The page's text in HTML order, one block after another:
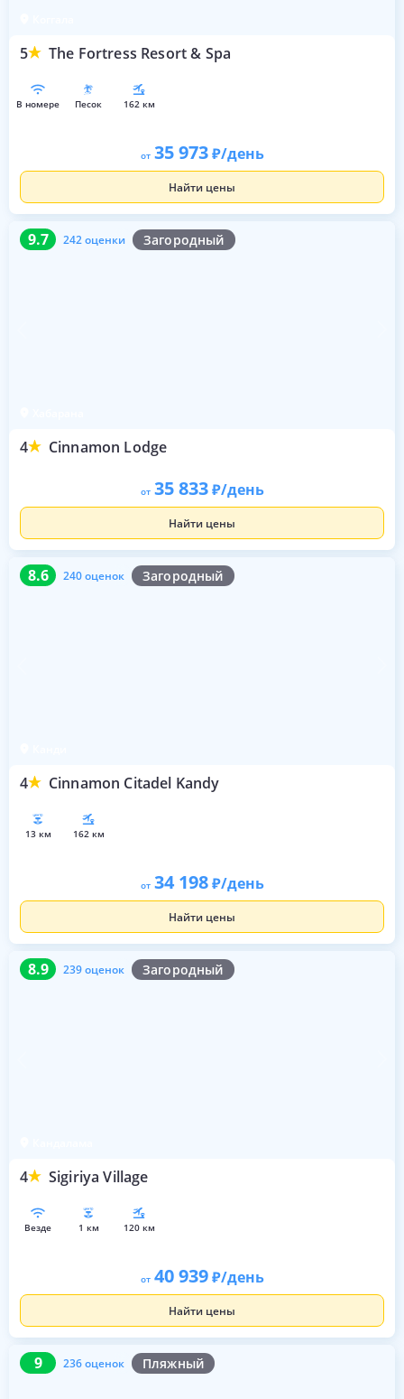
5 The Fortress Resort & Spa
в номере песок 162 км
от 35 973 /день
Найти цены
9.7 242 оценки Загородный
4 Cinnamon Lodge
9.7 242 оценки
от 35 833 /день
Найти цены
8.6 240 оценок Загородный
4 Cinnamon Citadel Kandy
8.6 240 оценок
13 км 162 км
от 34 198 /день
Найти цены
8.9 239 оценок Загородный
4 Sigiriya Village
8.9 239 оценок
везде 1 км 120 км
от 40 939 /день
Найти цены
9 236 оценок Пляжный
9 236 оценок